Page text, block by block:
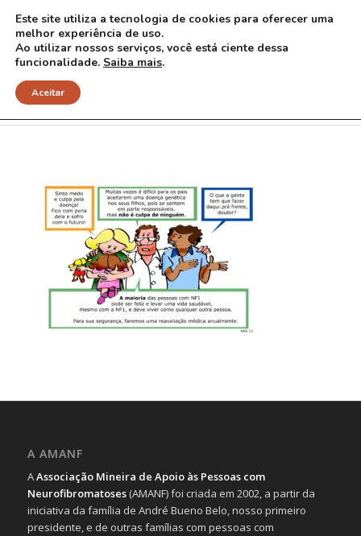
Pag 13 final
A AMANF
AAssociação Mineira de Apoio às Pessoas com
Neurofibromatoses(AMANF) foi criada em 2002, a partir da
iniciativa da família de André Bueno Belo, nosso primeiro
presidente, e de outras famílias com pessoas com
Este site utiliza a tecnologia de cookies para oferecer uma
melhor experiência de uso.
Ao utilizar nossos serviços, você está ciente dessa
funcionalidade. Saiba mais.
Aceitar